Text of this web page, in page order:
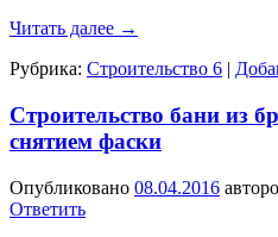
Читать далее →
Рубрика: Строительство 6 |
Строительство бани из
снятием фаски
Опубликовано 08.04.2016
Ответить